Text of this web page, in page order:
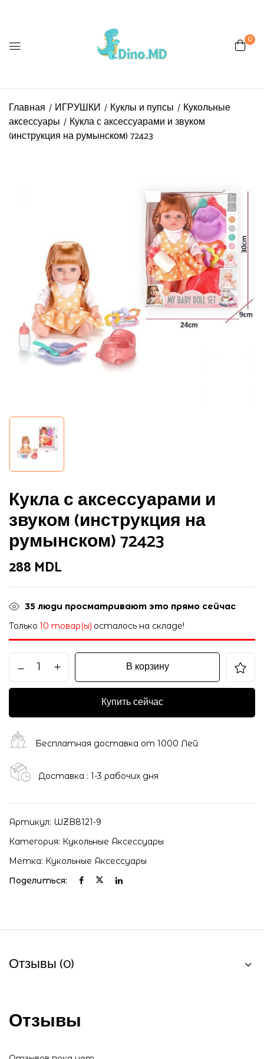
0
Главная ИГРУШКИ Куклы и пупсы
Кукольные
аксессуары
Кукла с аксессуарами и звуком
(инструкция на румынском) 72423
Кукла с аксессуарами и
звуком (инструкция на
румынском) 72423
288 MDL
35 люди просматривают это прямо сейчас
Только 10 товар(ы) осталось на складе!
В корзину
Купить сейчас
Бесплатная доставка от 1000 Лей
Доставка : 1-3 рабочих дня
Артикул: WZB8121-9
Категория: Кукольные Аксессуары
Метка: Кукольные Аксессуары
Поделиться:
Отзывы (0)
Отзывы
Be the first to review “Кукла с
(инструкция на румынском)
72423”